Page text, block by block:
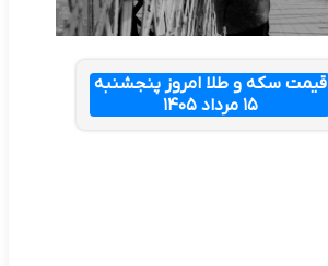
قیمت سکه و طلا امروز پنجشنبه
۱۵ مرداد ۱۴۰۵